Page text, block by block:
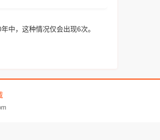
中，这种情况仅会出现6次。